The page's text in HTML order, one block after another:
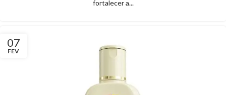
fortalecer a...
07
FEV